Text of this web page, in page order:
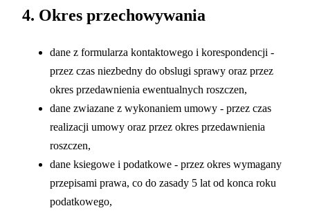
4. Okres przechowywania
dane z formularza kontaktowego i korespondencji -
przez czas niezbedny do obslugi sprawy oraz przez
okres przedawnienia ewentualnych roszczen,
dane zwiazane z wykonaniem umowy - przez czas
realizacji umowy oraz przez okres przedawnienia
roszczen,
dane ksiegowe i podatkowe - przez okres wymagany
przepisami prawa, co do zasady 5 lat od konca roku
podatkowego,